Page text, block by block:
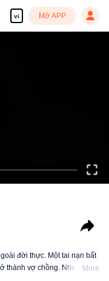
vi Mở APP
đời thực. Một tai nạn bất
thành vợ chồng. NhưngMore